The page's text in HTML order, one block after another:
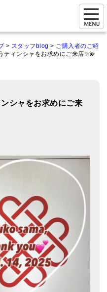
> スタッフblog > ご購入者のご紹
ティンシャをお求めにご来店✨💫
シャをお求めにご来